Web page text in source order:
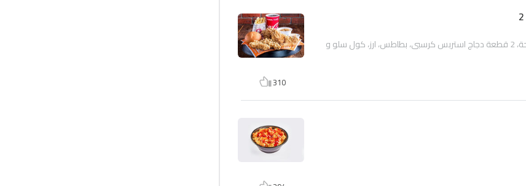
3 قطع دجاج بدون اجنحة، 2 قطعة دجاج استربس كرسبى، بطاطس، ارز، كول سلو و
310